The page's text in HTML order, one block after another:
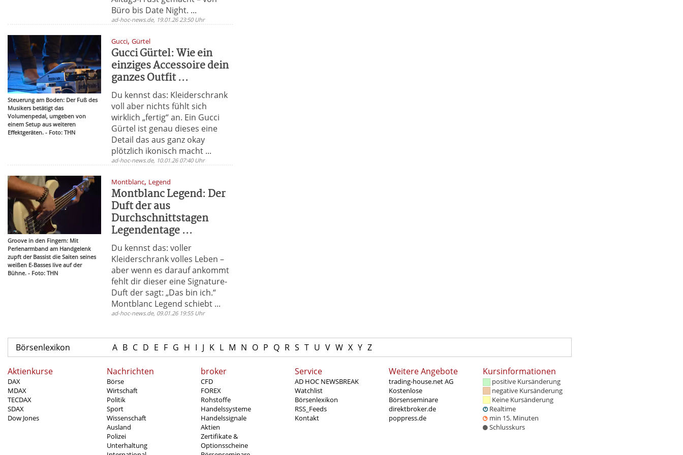
Büro bis Date Night. ...
ad-hoc-news.de, 19.01.26 23:50 Uhr
Steuerung am Boden: Der Fuß des
Musikers betätigt das
Volumenpedal, umgeben von
einem Setup aus weiteren
Effektgeräten. - Foto: THN
Gucci,Gürtel
Gucci Gürtel: Wie ein
einziges Accessoire dein
ganzes Outfit ...
Du kennst das: Kleiderschrank
voll aber nichts fühlt sich
wirklich „fertig“ an. Ein Gucci
Gürtel ist genau dieses eine
Detail das aus ganz okay
plötzlich ikonisch macht ...
ad-hoc-news.de, 10.01.26 07:40 Uhr
Groove in den Fingern: Mit
Perlenarmband am Handgelenk
zupft der Bassist die Saiten seines
weißen E-Basses live auf der
Bühne. - Foto: THN
Montblanc, Legend
Montblanc Legend: Der
Duft der aus
Durchschnittstagen
Legendentage ...
Du kennst das: voller
Kleiderschrank volles Leben –
aber wenn es darauf ankommt
fehlt dir dieser eine Signature-
Duft der sagt: „Das bin ich.“
Montblanc Legend schiebt ...
ad-hoc-news.de, 09.01.26 19:55 Uhr
Börsenlexikon A B C D E F G H I J K L M N O P Q R S T U V W X Y Z
Aktienkurse
DAX
MDAX
TECDAX
SDAX
Dow Jones
Nachrichten
Börse
Wirtschaft
Politik
Sport
Wissenschaft
Ausland
Polizei
Unterhaltung
broker
CFD
FOREX
Rohstoffe
Handelssysteme
Handelssignale
Aktien
Zertifikate &
Optionsscheine
Service
AD HOC NEWSBREAK
Watchlist
Börsenlexikon
RSS_Feeds
Kontakt
Weitere Angebote
trading-house.net AG
Kostenlose
Börsenseminare
direktbroker.de
poppress.de
Kursinformationen
positive Kursänderung
negative Kursänderung
Keine Kursänderung
Realtime
min 15. Minuten
Schlusskurs